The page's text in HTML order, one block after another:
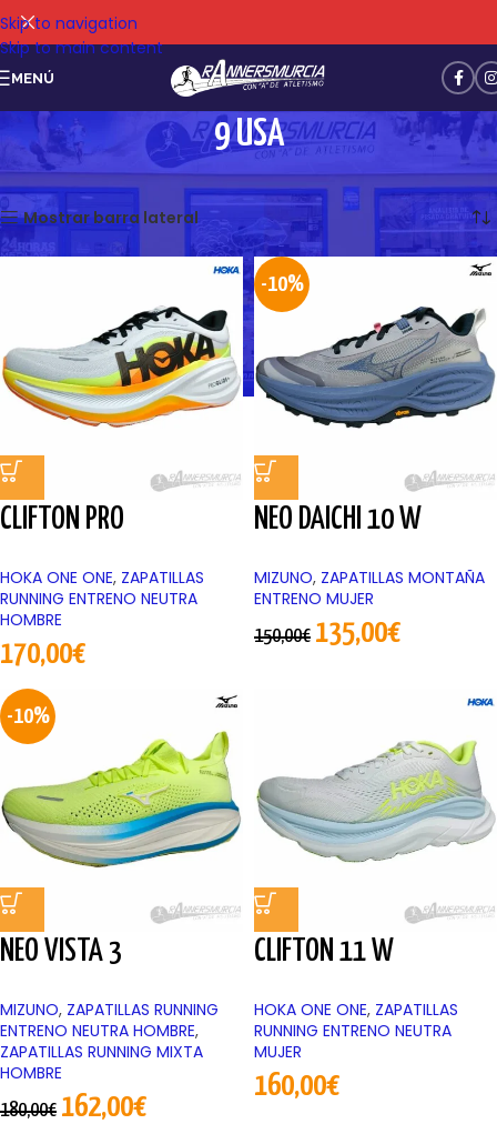
Skip to navigation
Skip to main content
MENÚ
9 USA
Mostrando 1–12 de 147 resultados
Mostrar barra lateral
CLIFTON PRO
HOKA ONE ONE, ZAPATILLAS
RUNNING ENTRENO NEUTRA
HOMBRE
170,00€
-10%
NEO DAICHI 10 W
MIZUNO, ZAPATILLAS MONTAÑA
ENTRENO MUJER
150,00€ 135,00€
-10%
NEO VISTA 3
MIZUNO, ZAPATILLAS RUNNING
ENTRENO NEUTRA HOMBRE,
ZAPATILLAS RUNNING MIXTA
HOMBRE
180,00€ 162,00€
CLIFTON 11 W
HOKA ONE ONE, ZAPATILLAS
RUNNING ENTRENO NEUTRA
MUJER
160,00€